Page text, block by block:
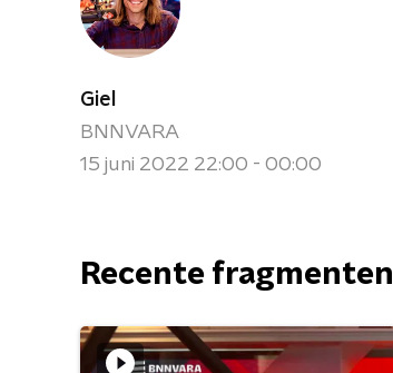
Giel
BNNVARA
15 juni 2022 22:00 - 00:00
Recente fragmenten